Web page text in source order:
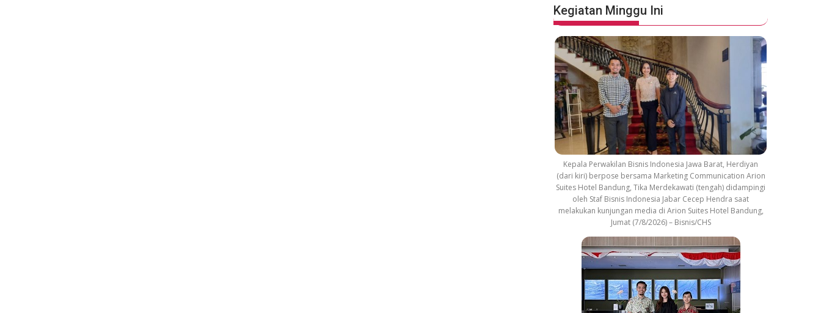
Kegiatan Minggu Ini
Kepala Perwakilan Bisnis Indonesia Jawa Barat, Herdiyan
(dari kiri) berpose bersama Marketing Communication Arion
Suites Hotel Bandung, Tika Merdekawati (tengah) didampingi
oleh Staf Bisnis Indonesia Jabar Cecep Hendra saat
melakukan kunjungan media di Arion Suites Hotel Bandung,
Jumat (7/8/2026) – Bisnis/CHS